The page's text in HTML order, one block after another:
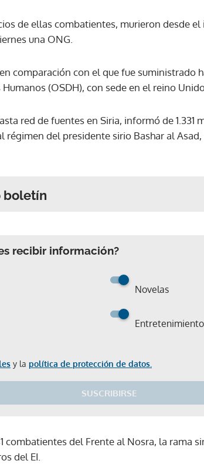
de ellas combatientes, murieron desde
una ONG.
comparación con el que fue suministrado
(OSDH), con sede en el reino
red de fuentes en Siria, informó de 1.331
régimen del presidente sirio Bashar al
boletín
recibir información?
Novelas
Entretenimiento
y la política de protección de datos.
SUSCRIBIRSE
combatientes del Frente al Nosra, la rama
del EI.